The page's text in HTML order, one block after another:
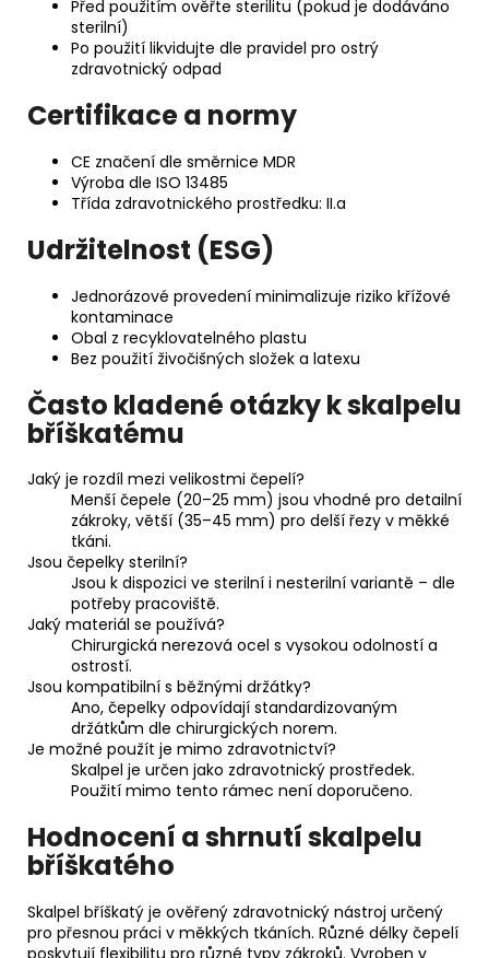
Před použitím ověřte sterilitu (pokud je dodáváno
sterilní)
Po použití likvidujte dle pravidel pro ostrý
zdravotnický odpad
Certifikace a normy
CE značení dle směrnice MDR
Výroba dle ISO 13485
Třída zdravotnického prostředku: II.a
Udržitelnost (ESG)
Jednorázové provedení minimalizuje riziko křížové
kontaminace
Obal z recyklovatelného plastu
Bez použití živočišných složek a latexu
Často kladené otázky k skalpelu
bříškatému
Jaký je rozdíl mezi velikostmi čepelí?
Menší čepele (20–25 mm) jsou vhodné pro detailní
zákroky, větší (35–45 mm) pro delší řezy v měkké
tkáni.
Jsou čepelky sterilní?
Jsou k dispozici ve sterilní i nesterilní variantě – dle
potřeby pracoviště.
Jaký materiál se používá?
Chirurgická nerezová ocel s vysokou odolností a
ostrostí.
Jsou kompatibilní s běžnými držátky?
Ano, čepelky odpovídají standardizovaným
držátkům dle chirurgických norem.
Je možné použít je mimo zdravotnictví?
Skalpel je určen jako zdravotnický prostředek.
Použití mimo tento rámec není doporučeno.
Hodnocení a shrnutí skalpelu
bříškatého
Skalpel bříškatý je ověřený zdravotnický nástroj určený
pro přesnou práci v měkkých tkáních. Různé délky čepelí